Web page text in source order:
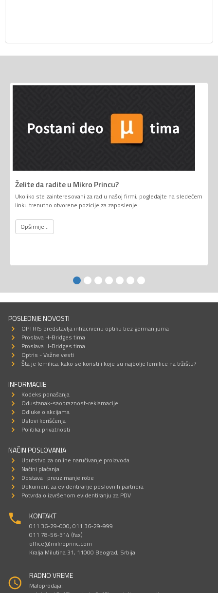
Želite da radite u Mikro Princu?
Ukoliko ste zainteresovani za rad u našoj firmi, pogledajte na sledećem
linku trenutno otvorene pozicije za zaposlenje.
Opširnije...
POSLEDNJE NOVOSTI
OPTRIS predstavlja infracrvenu optiku bez germanijuma
Proslava H-Bridges tima
Proslava H-Bridges tima
Optris - Važne vesti
Šta je lemilica, kako se koristi i koje su najbolje lemilice na tržištu?
INFORMACIJE
Kodeks ponašanja
Odustanak-saobraznost-reklamacije
Odluke o akcijama
Uslovi korišćenja
Politika privatnosti
NAČIN POSLOVANJA
Uputstvo za online naručivanje proizvoda
Načini plaćanja
Dostava I preuzimanje robe
Dokument za evidentiranje poslovnih partnera
Potvrda o izvršenom evidentiranju za PDV
KONTAKT
011 36-29-000; 011 36-29-999
011 78-56-314 (fax)
office@mikroprinc.com
Kralja Milutina 31, 11000 Beograd, Srbija
RADNO VREME
Maloprodaja: